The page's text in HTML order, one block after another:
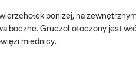
poniżej, na
boczne. Gruczoł otoczony jest
miednicy.